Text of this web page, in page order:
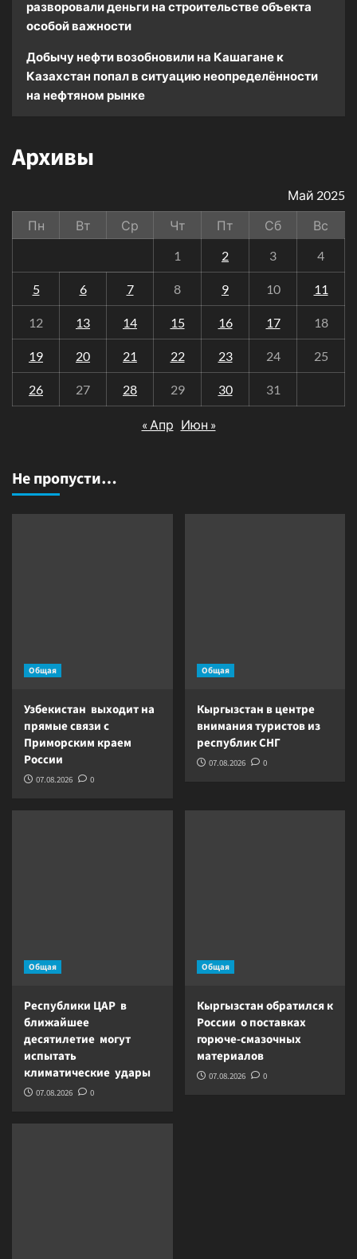
разворовали деньги на строительстве объекта
особой важности
Добычу нефти возобновили на Кашагане к
Казахстан попал в ситуацию неопределённости
на нефтяном рынке
Архивы
Май 2025
Пн
Вт Ср Чт Пт Сб
Вс
1
2 3 4
5 6 7 8 9 10 11
12 13 14 15 16 17 18
19 20 21 22 23 24 25
26 27 28 29 30 31
« Апр Июн »
Не пропусти…
Общая
Узбекистан выходит на
прямые связи с
Приморским краем
России
07.08.2026 0
Общая
Кыргызстан в центре
внимания туристов из
республик СНГ
07.08.2026 0
Общая
Республики ЦАР в
ближайшее
десятилетие могут
испытать
климатические удары
07.08.2026 0
Общая
Кыргызстан обратился к
России о поставках
горюче-смазочных
материалов
07.08.2026 0